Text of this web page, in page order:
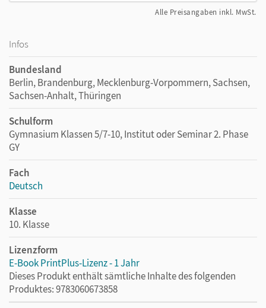
Alle Preisangaben inkl. MwSt.
Infos
Bundesland
Berlin, Brandenburg, Mecklenburg-Vorpommern, Sachsen,
Sachsen-Anhalt, Thüringen
Schulform
Gymnasium Klassen 5/7-10, Institut oder Seminar 2. Phase
GY
Fach
Deutsch
Klasse
10. Klasse
Lizenzform
E-Book PrintPlus-Lizenz - 1 Jahr
Dieses Produkt enthält sämtliche Inhalte des folgenden
Produktes: 9783060673858